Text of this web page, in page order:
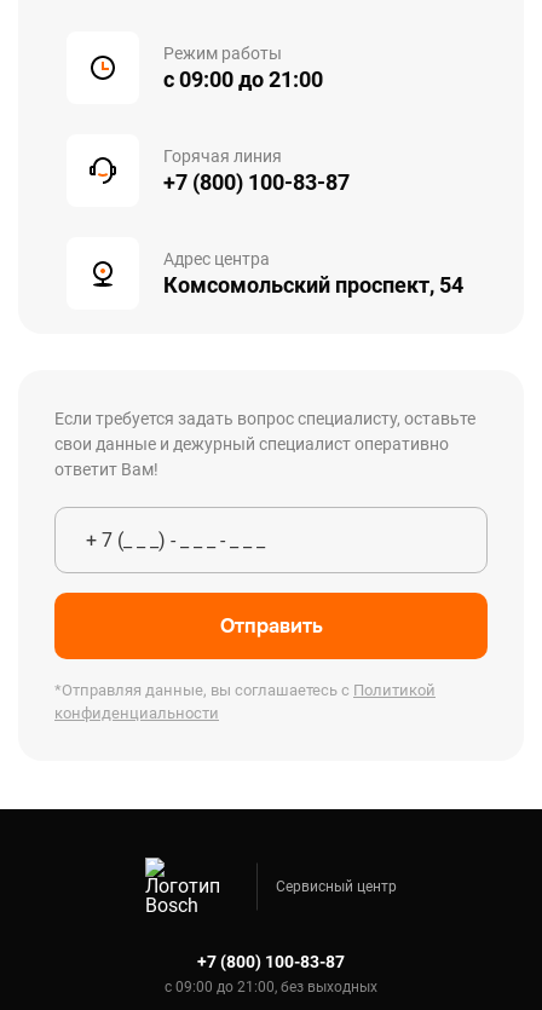
Режим работы
с 09:00 до 21:00
Горячая линия
+7 (800) 100-83-87
Адрес центра
Комсомольский проспект, 54
Если требуется задать вопрос специалисту, оставьте
свои данные и дежурный специалист оперативно
ответит Вам!
Отправить
*Отправляя данные, вы соглашаетесь с Политикой
конфиденциальности
Сервисный центр
+7 (800) 100-83-87
с 09:00 до 21:00, без выходных